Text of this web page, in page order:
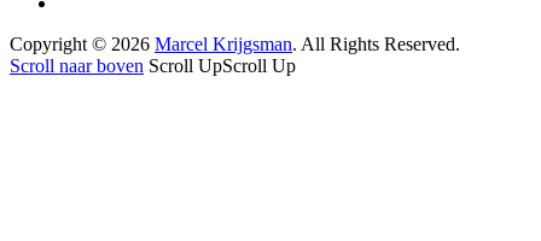
Copyright © 2026 Marcel Krijgsman. All Rights Reserved.
Scroll naar boven Scroll UpScroll Up